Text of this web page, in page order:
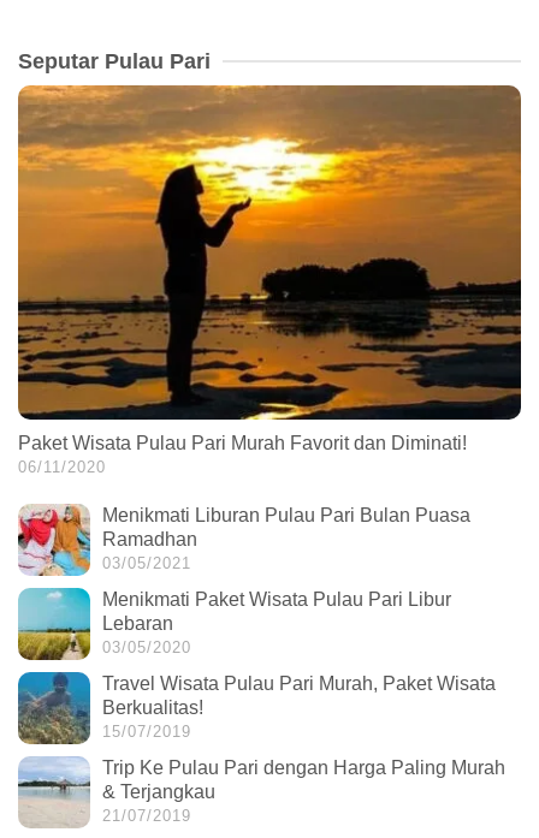
Seputar Pulau Pari
Paket Wisata Pulau Pari Murah Favorit dan Diminati!
06/11/2020
Menikmati Liburan Pulau Pari Bulan Puasa
Ramadhan
03/05/2021
Menikmati Paket Wisata Pulau Pari Libur
Lebaran
03/05/2020
Travel Wisata Pulau Pari Murah, Paket Wisata
Berkualitas!
15/07/2019
Trip Ke Pulau Pari dengan Harga Paling Murah
& Terjangkau
21/07/2019